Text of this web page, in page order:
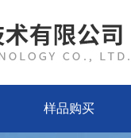
样品购买